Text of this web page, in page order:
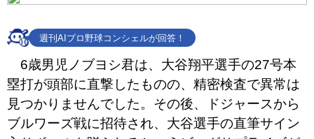
週刊AIプロ野球コンシェルが回答！
6歳男児ノブヨシ君は、大谷翔平選手の27号本
塁打が頭部に直撃したものの、精密検査で異常は
見つかりませんでした。その後、ドジャースから
ブルワーズ戦に招待され、大谷選手の直筆サイン